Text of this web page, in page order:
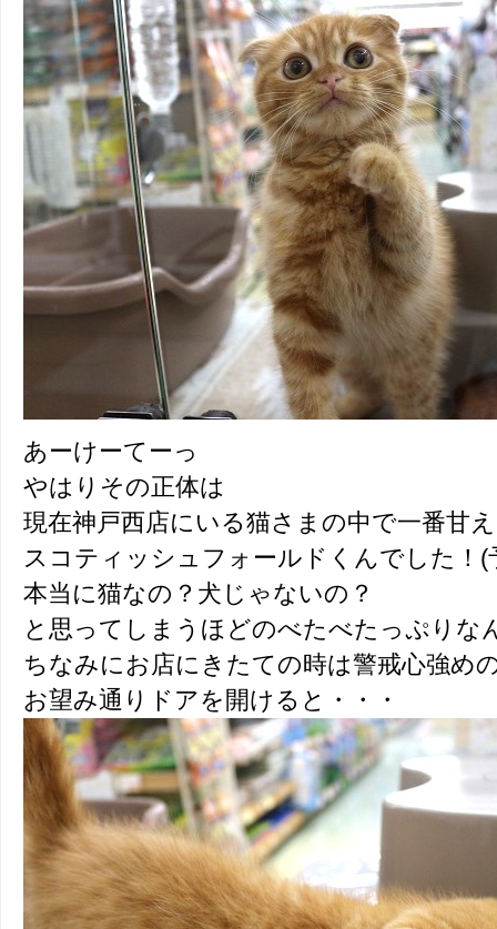
あーけーてーっ
やはりその正体は
現在神戸西店にいる猫さまの中で一番甘
スコティッシュフォールドくんでした！(
本当に猫なの？犬じゃないの？
と思ってしまうほどのべたべたっぷりな
ちなみにお店にきたての時は警戒心強め
お望み通りドアを開けると・・・